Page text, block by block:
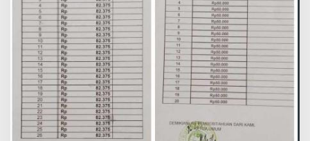
B
a
d
a
n
K
o
p
e
r
a